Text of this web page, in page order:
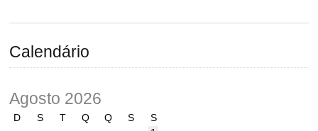
Calendário
Agosto 2026
D S T Q Q S
S